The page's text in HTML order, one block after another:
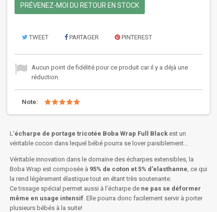
PRÉVENEZ-MOI DU RETOUR EN STOCK
TWEET PARTAGER PINTEREST
Aucun point de fidélité pour ce produit car il y a déjà une
réduction.
Note:
L'écharpe de portage tricotée Boba Wrap Full Black est un
véritable cocon dans lequel bébé pourra se lover paisiblement...
Véritable innovation dans le domaine des écharpes extensibles, la
Boba Wrap est composée à 95% de coton et 5% d'elasthanne, ce qui
la rend légèrement élastique tout en étant très soutenante.
Ce tissage spécial permet aussi à l'écharpe de ne pas se déformer
même en usage intensif. Elle pourra donc facilement servir à porter
plusieurs bébés à la suite!